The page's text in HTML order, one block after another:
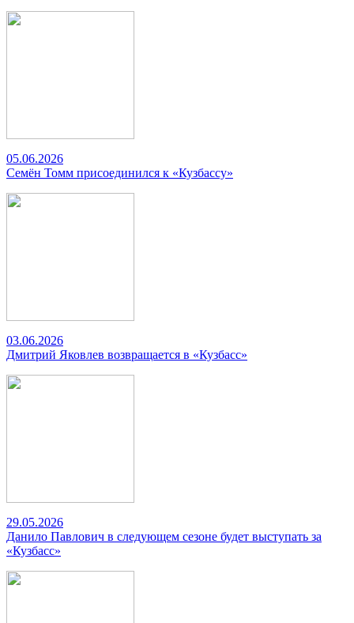
05.06.2026
Семён Томм присоединился к «Кузбассу»
03.06.2026
Дмитрий Яковлев возвращается в «Кузбасс»
29.05.2026
Данило Павлович в следующем сезоне будет выступать за
«Кузбасс»